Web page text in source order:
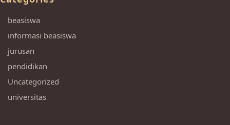
beasiswa
informasi beasiswa
jurusan
pendidikan
Uncategorized
universitas